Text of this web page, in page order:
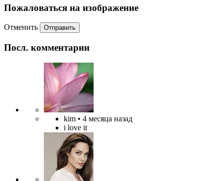
Пожаловаться на изображение
Отменить Отправить
Посл. комментарии
kim • 4 месяца назад
i love it